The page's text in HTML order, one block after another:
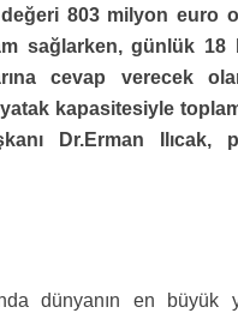
değeri 803 milyon euro
sağlarken, günlük
cevap verecek
kapasitesiyle
Dr.Erman Ilıcak,
dünyanın en büyük